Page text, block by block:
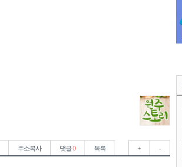
주소복사 댓글0 목록 + -